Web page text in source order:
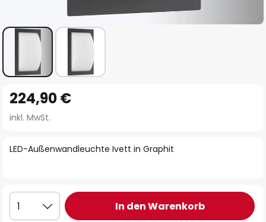
Anfang
der
springen
LED-Außenwandleuchte Ivett in Graphit
224,90 €
inkl. MwSt.
1 In den Warenkorb